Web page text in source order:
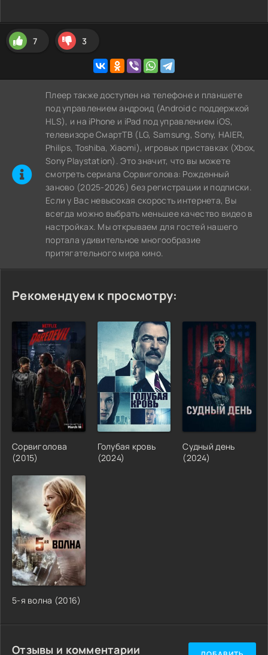
7 3
Плеер также доступен на телефоне и планшете
под управлением андроид (Android с поддержкой
HLS), и на iPhone и iPad под управлением iOS,
телевизоре СмартТВ (LG, Samsung, Sony, HAIER,
Philips, Toshiba, Xiaomi), игровых приставках (Xbox,
Sony Playstation). Это значит, что вы можете
cмотреть сериала Сорвиголова: Рожденный
заново (2025-2026) без регистрации и подписки.
Если у Вас невысокая скорость интернета, Вы
всегда можно выбрать меньшее качество видео в
настройках. Мы открываем для гостей нашего
портала удивительное многообразие
притягательного мира кино.
Рекомендуем к просмотру:
Сорвиголова
(2015)
Голубая кровь
(2024)
Судный день
(2024)
5-я волна (2016)
Отзывы и комментарии